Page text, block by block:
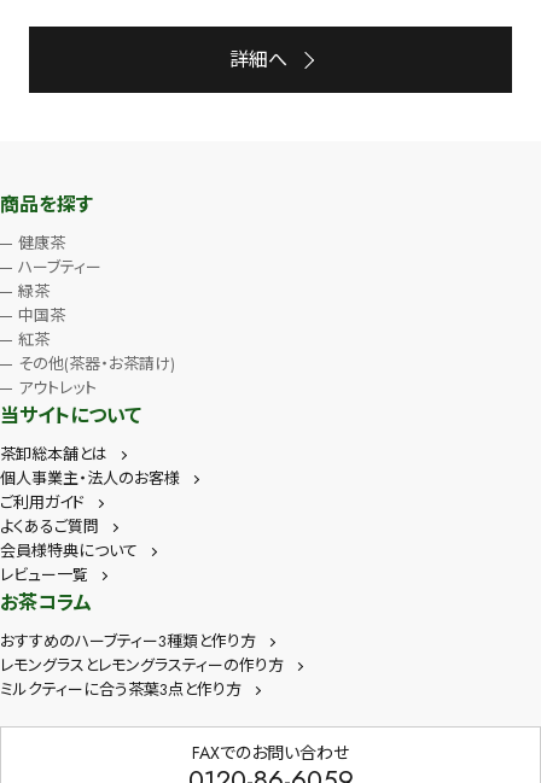
詳細へ
商品を探す
健康茶
ハーブティー
緑茶
中国茶
紅茶
その他(茶器・お茶請け)
アウトレット
当サイトについて
茶卸総本舗とは
個人事業主・法人のお客様
ご利用ガイド
よくあるご質問
会員様特典について
レビュー一覧
お茶コラム
おすすめのハーブティー3種類と作り方
レモングラスとレモングラスティーの作り方
ミルクティーに合う茶葉3点と作り方
FAXでのお問い合わせ